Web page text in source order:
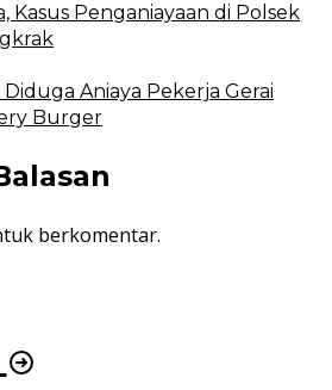
Kasus Penganiayaan di Polsek
Aniaya Pekerja Gerai
Burger
berkomentar.